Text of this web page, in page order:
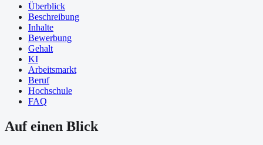
Überblick
Beschreibung
Inhalte
Bewerbung
Gehalt
KI
Arbeitsmarkt
Beruf
Hochschule
FAQ
Auf einen Blick